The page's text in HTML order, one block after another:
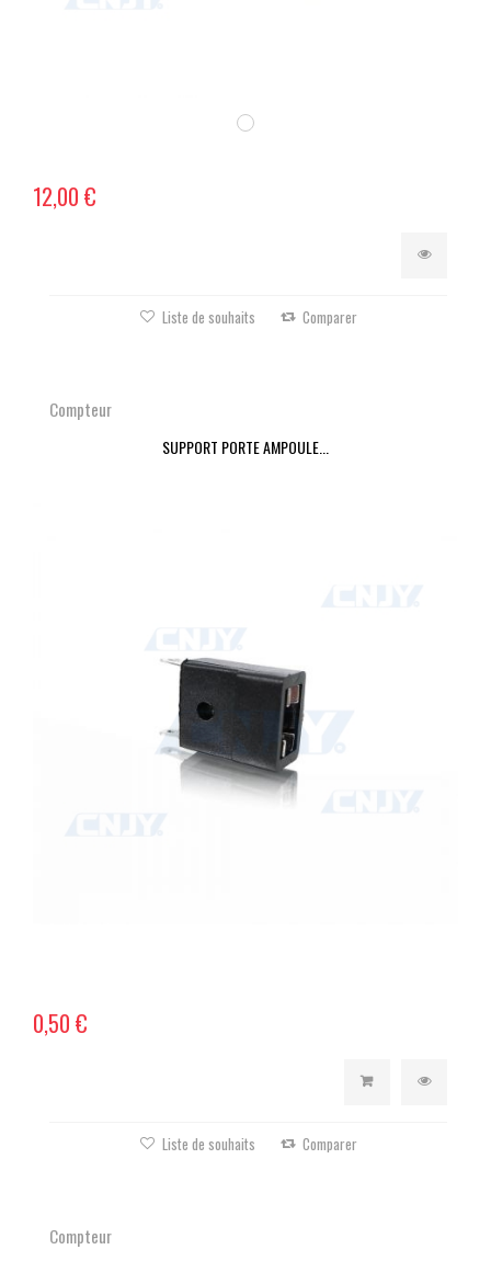
12,00 €
Liste de souhaits Comparer
Compteur
SUPPORT PORTE AMPOULE...
0,50 €
Liste de souhaits Comparer
Compteur